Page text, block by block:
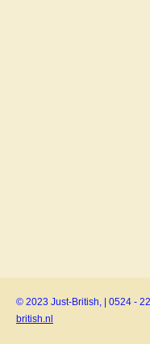
© 2023 Just-British, | 0524 -
british.nl